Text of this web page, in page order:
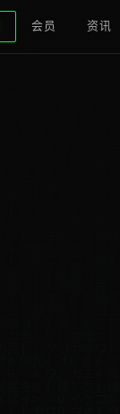
会员 资讯